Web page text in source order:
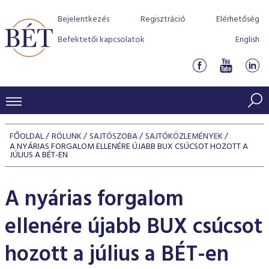
Bejelentkezés Regisztráció
Elérhetőség
Befektetői kapcsolatok
English
KERESKEDÉSI ADATOK
INDEXEK
Kötvényindexek
Jelzáloglevél indexek
Vállalati kötvény indexek
Kedvenc instrumentumok
Azonnali Piac
Részvények
Származékos piac
BEFEKTETŐK
Indexek
Részvény szekció
Hitelpapír szekció
Szabályozás
BÉT szabályzatok
Befektetővédelem
Alkalmazott díjstruktúra
Elszámolás
KIBOCSÁTÓK
Részvény és vállalati kötvény tőzsdei bevezetését
program
BÉT Xtend - Részvénypiac egyszerűen
TŐZSDETAGOK
Tőzsdetagok, üzletkötők
VENDOROK
FŐOLDAL RÓLUNK SAJTÓSZOBA SAJTÓKÖZLEMÉNYEK
A NYÁRIAS FORGALOM ELLENÉRE ÚJABB BUX CSÚCSOT HOZOTT A
JÚLIUS A BÉT-EN
A nyárias forgalom
ellenére újabb BUX csúcsot
hozott a július a BÉT-en